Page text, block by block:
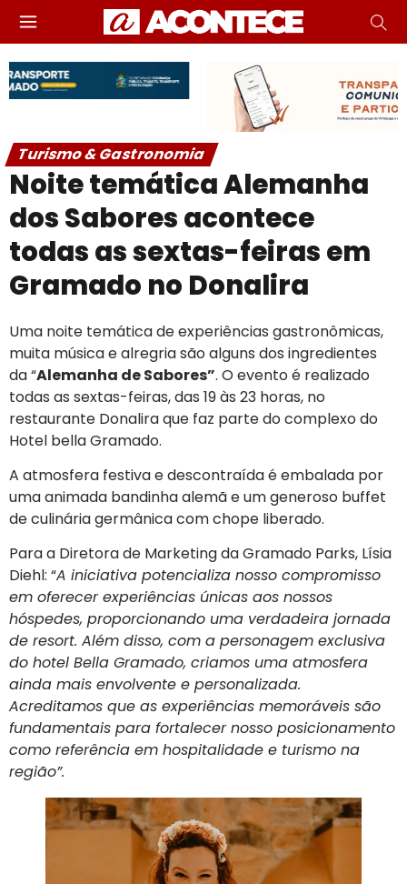
Turismo & Gastronomia
Noite temática Alemanha
dos Sabores acontece
todas as sextas-feiras em
Gramado no Donalira
Uma noite temática de experiências gastronômicas,
muita música e alregria são alguns dos ingredientes
da “Alemanha de Sabores”. O evento é realizado
todas as sextas-feiras, das 19 às 23 horas, no
restaurante Donalira que faz parte do complexo do
Hotel bella Gramado.
A atmosfera festiva e descontraída é embalada por
uma animada bandinha alemã e um generoso buffet
de culinária germânica com chope liberado.
Para a Diretora de Marketing da Gramado Parks, Lísia
Diehl: “A iniciativa potencializa nosso compromisso
em oferecer experiências únicas aos nossos
hóspedes, proporcionando uma verdadeira jornada
de resort. Além disso, com a personagem exclusiva
do hotel Bella Gramado, criamos uma atmosfera
ainda mais envolvente e personalizada.
Acreditamos que as experiências memoráveis são
fundamentais para fortalecer nosso posicionamento
como referência em hospitalidade e turismo na
região”.